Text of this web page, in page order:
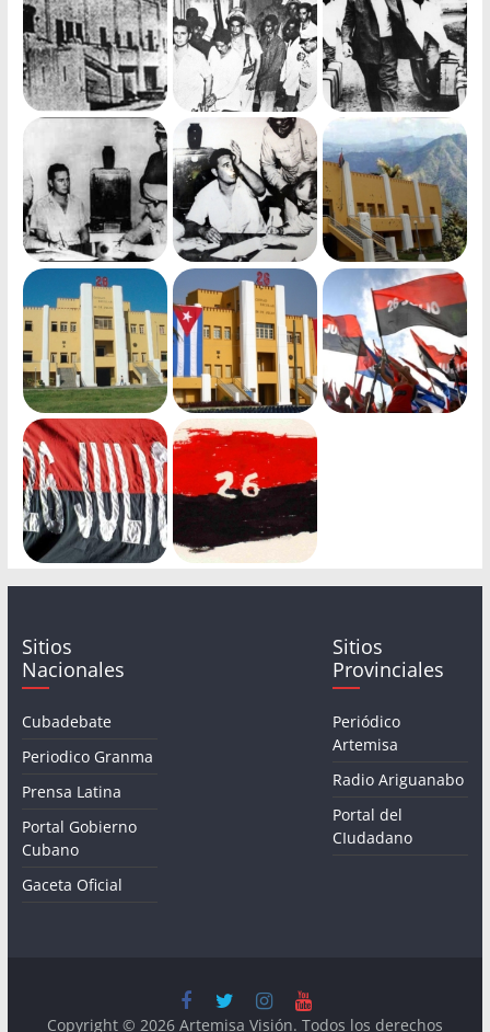
Sitios
Nacionales
Cubadebate
Periodico Granma
Prensa Latina
Portal Gobierno
Cubano
Gaceta Oficial
Sitios
Provinciales
Periódico
Artemisa
Radio Ariguanabo
Portal del
CIudadano
Copyright © 2026 Artemisa Visión. Todos los derechos